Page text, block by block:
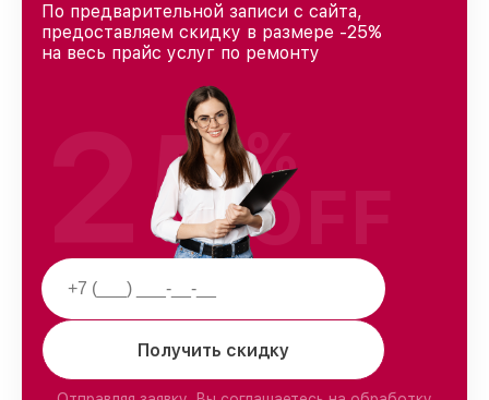
По предварительной записи с сайта,
предоставляем скидку в размере -25%
на весь прайс услуг по ремонту
Получить скидку
25%
OFF